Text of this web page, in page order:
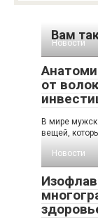
Вам
Новости
от
В мире
вещей,
Новости